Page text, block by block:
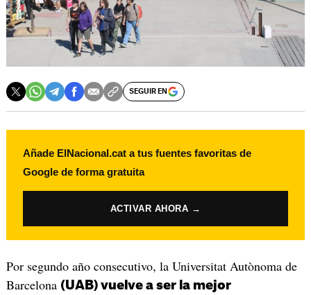
SEGUIR EN
Añade ElNacional.cat a tus fuentes favoritas de
Google de forma gratuita
ACTIVAR AHORA →
Por segundo año consecutivo, la Universitat Autònoma de
Barcelona (UAB) vuelve a ser la mejor